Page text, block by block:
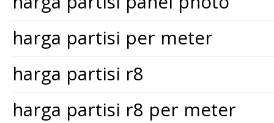
harga partisi per meter
harga partisi r8
harga partisi r8 per meter